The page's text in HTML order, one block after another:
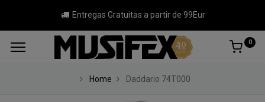
Entregas Gratuitas a partir de 99Eur
0
Home Daddario 74T000